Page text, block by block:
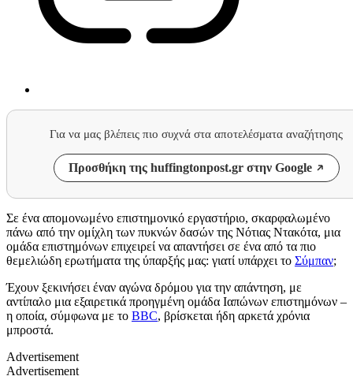
Για να μας βλέπεις πιο συχνά στα αποτελέσματα αναζήτησης
Προσθήκη της huffingtonpost.gr στην Google
Σε ένα απομονωμένο επιστημονικό εργαστήριο, σκαρφαλωμένο
πάνω από την ομίχλη των πυκνών δασών της Νότιας Ντακότα, μια
ομάδα επιστημόνων επιχειρεί να απαντήσει σε ένα από τα πιο
θεμελιώδη ερωτήματα της ύπαρξής μας: γιατί υπάρχει το Σύμπαν;
Έχουν ξεκινήσει έναν αγώνα δρόμου για την απάντηση, με
αντίπαλο μια εξαιρετικά προηγμένη ομάδα Ιαπώνων επιστημόνων –
η οποία, σύμφωνα με το BBC, βρίσκεται ήδη αρκετά χρόνια
μπροστά.
Advertisement
Advertisement